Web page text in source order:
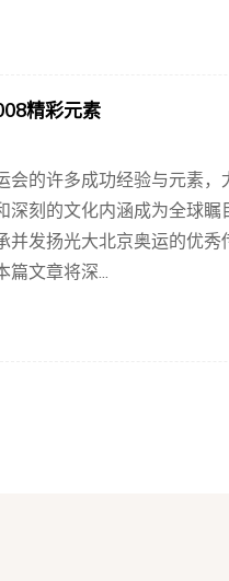
精彩元素
的许多成功经验与元素，
刻的文化内涵成为全球瞩
发扬光大北京奥运的优秀
篇文章将深...